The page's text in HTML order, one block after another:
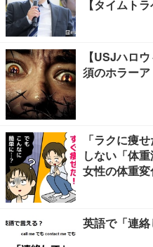
【タイムト
【USJハロ
須のホラー
「ラクに痩
しない「体
女性の体重変
英語で「連